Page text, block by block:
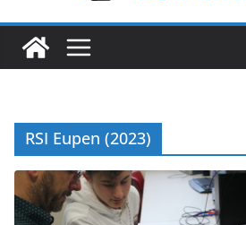
RSI Eupen (2023)